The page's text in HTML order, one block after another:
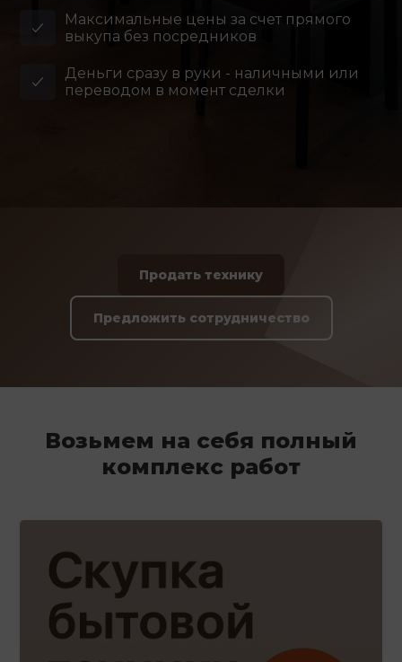
Максимальные цены за счет прямого
выкупа без посредников
Деньги сразу в руки - наличными или
переводом в момент сделки
Продать технику
Предложить сотрудничество
Возьмем на себя полный
комплекс работ